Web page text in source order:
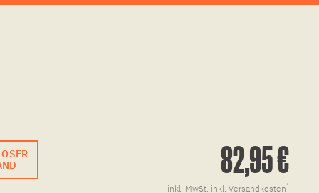
82,95 €
inkl. MwSt. inkl. Versandkosten*